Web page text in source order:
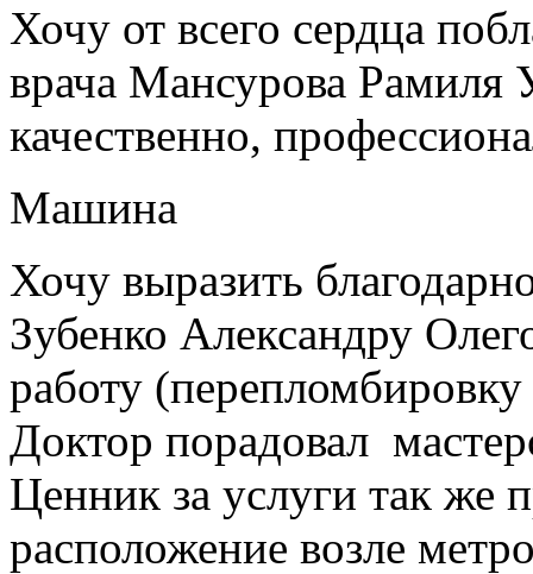
Хочу от всего сердца
врача Мансурова Рамиля
качественно,
Машина
Хочу выразить
Зубенко Александру
работу
Доктор порадовал
Ценник за услуги так же
расположение возле